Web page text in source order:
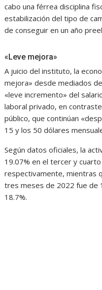
cabo una férrea disciplina
estabilización del tipo de
de conseguir en un año
«Leve mejora»
A juicio del instituto, la
mejora» desde mediados
«leve incremento» del
laboral privado, en
público, que continúan
15 y los 50 dólares
Según datos oficiales, la
19.07% en el tercer y
respectivamente, mientras
tres meses de 2022 fue de
18.7%.